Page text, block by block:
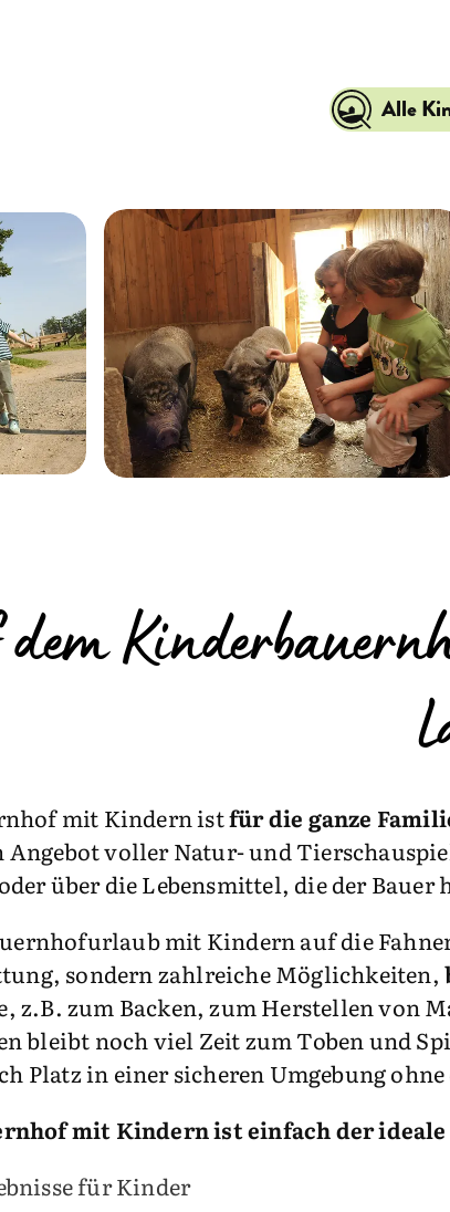
Alle
mit Kindern istfür die ganze
voller Natur- und
oder über die Lebensmittel, die der Bauer
mit Kindern auf die
sondern zahlreiche Möglichkeiten,
z.B. zum Backen, zum Herstellen von
bleibt noch viel Zeit zum Toben und
Platz in einer sicheren Umgebung
mit Kindern ist einfach der
für Kinder